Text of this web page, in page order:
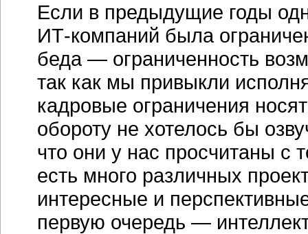
Если в предыдущие годы
ИТ-компаний была
беда — ограниченность
так как мы привыкли
кадровые ограничения
обороту не хотелось бы
что они у нас просчитаны с
есть много различных
интересные и
первую очередь —